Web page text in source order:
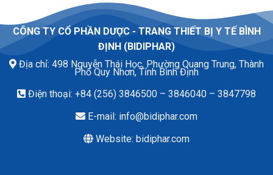
CÔNG TY CỔ PHẦN DƯỢC - TRANG THIẾT BỊ Y TẾ BÌNH
ĐỊNH (BIDIPHAR)
Địa chỉ: 498 Nguyễn Thái Học, Phường Quang Trung, Thành
Phố Quy Nhơn, Tỉnh Bình Định
Điện thoại: +84 (256) 3846500 – 3846040 – 3847798
E-mail: info@bidiphar.com
Website: bidiphar.com